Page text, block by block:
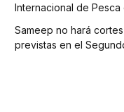
Internacional de
Sameep no hará
previstas en el